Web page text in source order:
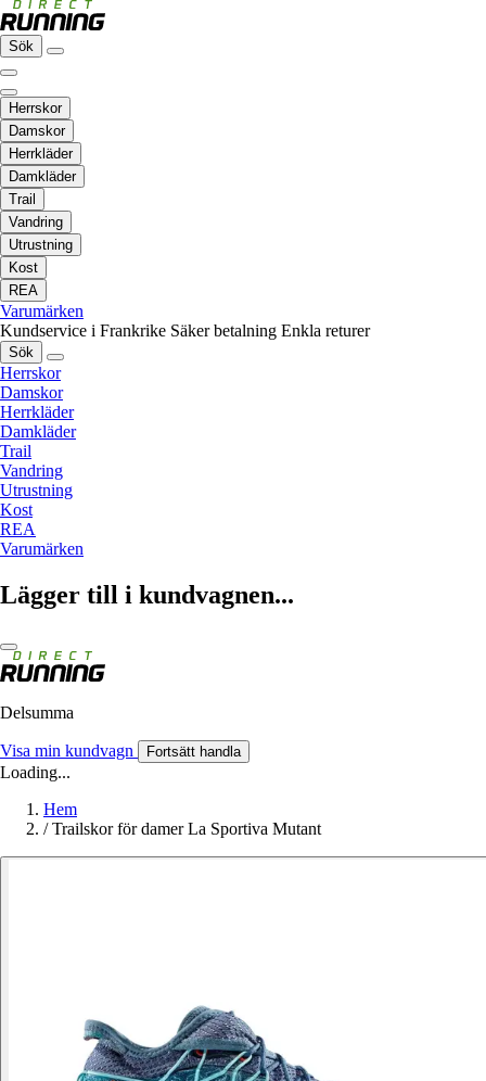
Sök
Herrskor
Damskor
Herrkläder
Damkläder
Trail
Vandring
Utrustning
Kost
REA
Varumärken
Kundservice i Frankrike Säker betalning Enkla returer
Sök
Herrskor
Damskor
Herrkläder
Damkläder
Trail
Vandring
Utrustning
Kost
REA
Varumärken
Lägger till i kundvagnen...
Delsumma
Visa min kundvagn Fortsätt handla
Loading...
Hem
/ Trailskor för damer La Sportiva Mutant